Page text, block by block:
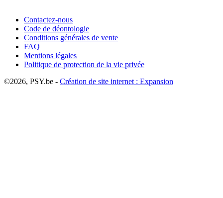
Contactez-nous
Code de déontologie
Conditions générales de vente
FAQ
Mentions légales
Politique de protection de la vie privée
©2026, PSY.be - Création de site internet : Expansion